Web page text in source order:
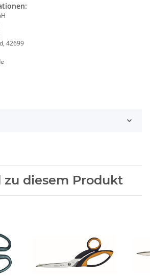
42699
zu diesem Produkt